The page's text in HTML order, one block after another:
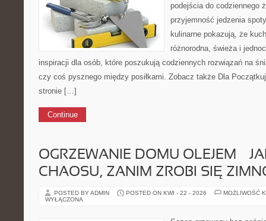
podejścia do codziennego
przyjemność jedzenia
kulinarne pokazują, że
różnorodna, świeża i
inspiracji dla osób, które poszukują codziennych rozwiązań na
czy coś pysznego między posiłkami. Zobacz także Dla
stronie […]
Continue
OGRZEWANIE DOMU OLEJEM —
CHAOSU, ZANIM ZROBI SIĘ
POSTED BY ADMIN POSTED ON KWI - 22 - 2026
MOŻLIWOŚĆ
WYŁĄCZONA